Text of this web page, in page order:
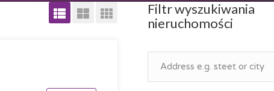
Filtr wyszukiwania
nieruchomości